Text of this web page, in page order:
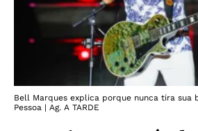
Bell Marques explica porque nunca tira sua
Pessoa | Ag. A TARDE